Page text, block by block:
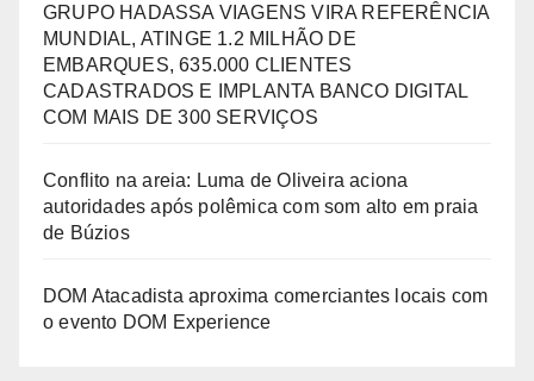
GRUPO HADASSA VIAGENS VIRA REFERÊNCIA
MUNDIAL, ATINGE 1.2 MILHÃO DE
EMBARQUES, 635.000 CLIENTES
CADASTRADOS E IMPLANTA BANCO DIGITAL
COM MAIS DE 300 SERVIÇOS
Conflito na areia: Luma de Oliveira aciona
autoridades após polêmica com som alto em praia
de Búzios
DOM Atacadista aproxima comerciantes locais com
o evento DOM Experience